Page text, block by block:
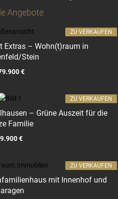
Angebote
Extras – Wohn(t)raum in
Stein
€
ZU VERKAUFEN
– Grüne Auszeit für die
Familie
€
ZU VERKAUFEN
mit Innenhof und
ZU VERKAUFEN